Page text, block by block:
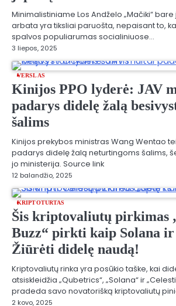
Minimalistiniame Los Andželo „Mačiki“
arbata yra tiksliai paruošta, nepaisant to,
spalvos populiarumas socialiniuose…
3 liepos, 2025
VERSLAS
Kinijos PPO lyderė: JAV
padarys didelę žalą
šalims
Kinijos prekybos ministras Wang Wentao
padarys didelę žalą neturtingoms šalims,
jo ministerija. Source link
12 balandžio, 2025
KRIPTOTURTAS
Šis kriptovaliutų pirkimas
Buzz“ pirkti kaip Solana ir
Žiūrėti didelę naudą!
Kriptovaliutų rinka yra posūkio taške, kai
atsiskleidžia „Qubetrics“, „Solana“ ir
pradeda savo novatorišką kriptovaliutų
2 kovo, 2025